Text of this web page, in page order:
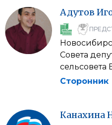
Адутов
Совета
сельсовета
Сторонник
Канахина